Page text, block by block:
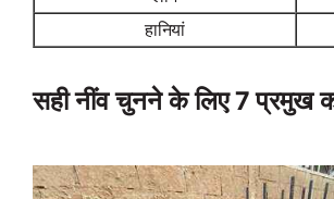
हानियां
सही नींव चुनने के लिए 7 प्रमुख